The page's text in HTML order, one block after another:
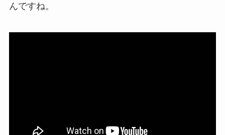
んですね。